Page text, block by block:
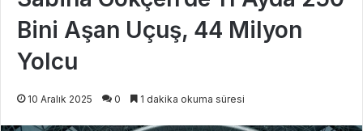
Bini Aşan Uçuş, 44 Milyon
Yolcu
10 Aralık 2025 0 1 dakika okuma süresi